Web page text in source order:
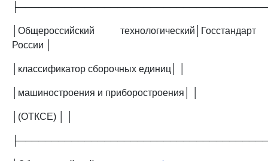
│Общероссийский технологический│Госстандарт
России │
│классификатор сборочных единиц│ │
│машиностроения и приборостроения│ │
│(ОТКСЕ) │ │